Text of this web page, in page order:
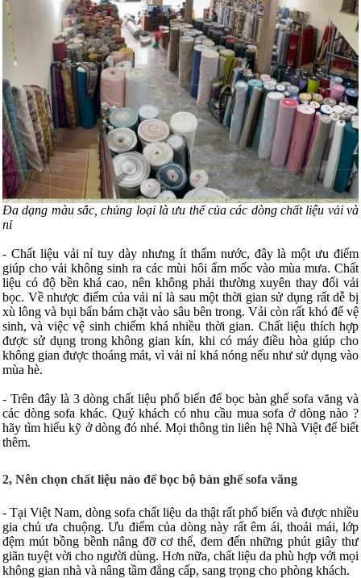
Đa dạng màu sắc, chủng loại là ưu thế của các dòng chất liệu vải và
nỉ
- Chất liệu vải nỉ tuy dày nhưng ít thấm nước, đây là một ưu điểm
giúp cho vải không sinh ra các mùi hôi ẩm mốc vào mùa mưa. Chất
liệu có độ bền khá cao, nên không phải thường xuyên thay đổi vải
bọc. Về nhược điểm của vải nỉ là sau một thời gian sử dụng rất dễ bị
xù lông và bụi bẩn bám chặt vào sâu bên trong. Vải còn rất khó để vệ
sinh, và việc vệ sinh chiếm khá nhiều thời gian. Chất liệu thích hợp
được sử dụng trong không gian kín, khi có máy điều hòa giúp cho
không gian được thoáng mát, vì vải nỉ khá nóng nếu như sử dụng vào
mùa hè.
- Trên đây là 3 dòng chất liệu phổ biến để bọc bàn ghế sofa văng và
các dòng sofa khác. Quý khách có nhu cầu mua sofa ở dòng nào ?
hãy tìm hiểu kỹ ở dòng đó nhé. Mọi thông tin liên hệ Nhà Việt để biết
thêm.
2, Nên chọn chất liệu nào để bọc bộ bàn ghế sofa văng
- Tại Việt Nam, dòng sofa chất liệu da thật rất phố biến và được nhiều
gia chủ ưa chuộng. Ưu điểm của dòng này rất êm ái, thoải mái, lớp
đệm mút bồng bềnh nâng đỡ cơ thể, đem đến những phút giây thư
giãn tuyệt vời cho người dùng. Hơn nữa, chất liệu da phù hợp với mọi
không gian nhà và nâng tầm đẳng cấp, sang trọng cho phòng khách.